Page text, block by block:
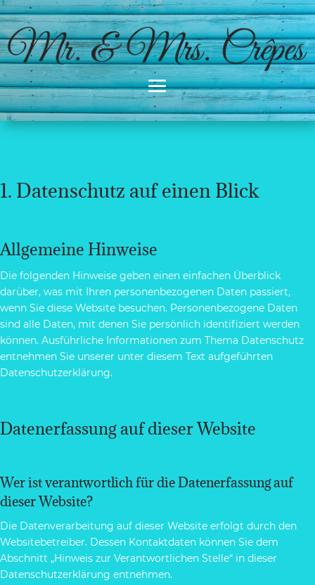
1. Datenschutz auf einen Blick
Allgemeine Hinweise
Die folgenden Hinweise geben einen einfachen Überblick
darüber, was mit Ihren personenbezogenen Daten passiert,
wenn Sie diese Website besuchen. Personenbezogene Daten
sind alle Daten, mit denen Sie persönlich identifiziert werden
können. Ausführliche Informationen zum Thema Datenschutz
entnehmen Sie unserer unter diesem Text aufgeführten
Datenschutzerklärung.
Datenerfassung auf dieser Website
Wer ist verantwortlich für die Datenerfassung auf
dieser Website?
Die Datenverarbeitung auf dieser Website erfolgt durch den
Websitebetreiber. Dessen Kontaktdaten können Sie dem
Abschnitt „Hinweis zur Verantwortlichen Stelle“ in dieser
Datenschutzerklärung entnehmen.